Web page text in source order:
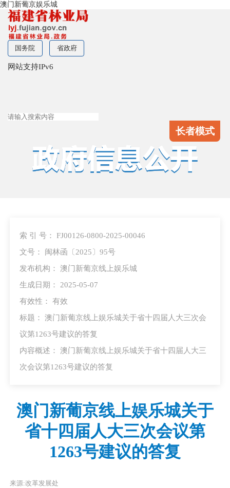
澳门新葡京娱乐城
国务院 省政府
网站支持IPv6
长者模式
索 引 号： FJ00126-0800-2025-00046
文号： 闽林函〔2025〕95号
发布机构： 澳门新葡京线上娱乐城
生成日期： 2025-05-07
有效性： 有效
标题： 澳门新葡京线上娱乐城关于省十四届人大三次会
议第1263号建议的答复
内容概述： 澳门新葡京线上娱乐城关于省十四届人大三
次会议第1263号建议的答复
澳门新葡京线上娱乐城关于
省十四届人大三次会议第
1263号建议的答复
来源:改革发展处